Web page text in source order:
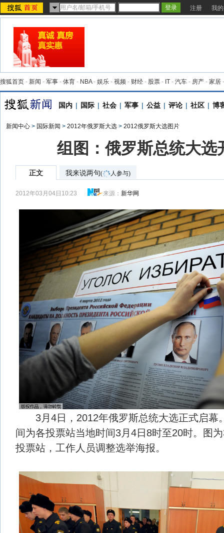
注册 我
搜狐首页 - 新闻 - 军事 - 体育 - NBA- 娱乐 - 视频 - 财经 - 股票 - IT - 汽车 - 房产 - 家居
国内 | 国际 | 社会 | 军事 | 公益 | 评论 | 社区 | 博
新闻中心 > 国际新闻 > 2012年俄罗斯大选 > 2012俄罗斯大选图片
组图：俄罗斯总统大选
正文 我来说两句( 人参与)
2012年03月04日10:23 来源：新华网
3月4日，2012年俄罗斯总统大选正式启幕
间为各投票站当地时间3月4日8时至20时。图
投票站，工作人员调整选举海报。